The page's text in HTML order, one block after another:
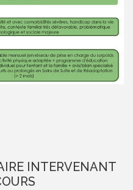
INTERVENANT